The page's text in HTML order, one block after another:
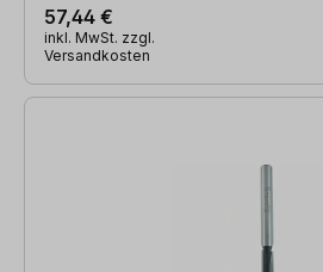
57,44 €
inkl. MwSt. zzgl.
Versandkosten